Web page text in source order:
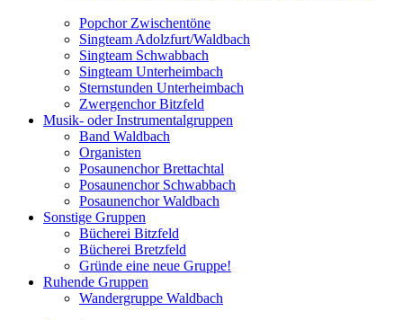
Popchor Zwischentöne
Singteam Adolzfurt/Waldbach
Singteam Schwabbach
Singteam Unterheimbach
Sternstunden Unterheimbach
Zwergenchor Bitzfeld
Musik- oder Instrumentalgruppen
Band Waldbach
Organisten
Posaunenchor Brettachtal
Posaunenchor Schwabbach
Posaunenchor Waldbach
Sonstige Gruppen
Bücherei Bitzfeld
Bücherei Bretzfeld
Gründe eine neue Gruppe!
Ruhende Gruppen
Wandergruppe Waldbach